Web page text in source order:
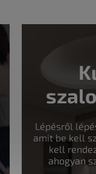
Lépésről
amit be kell
kell
ahogyan